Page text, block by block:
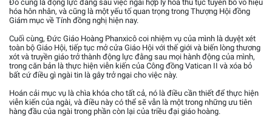
Đó cũng là động lực đằng sau việc ngài hợp lý hóa thủ tục tuyên bố vô hiệu
hóa hôn nhân, và cũng là một yếu tố quan trọng trong Thượng Hội đồng
Giám mục về Tính đồng nghị hiện nay.
Cuối cùng, Đức Giáo Hoàng Phanxicô coi nhiệm vụ của mình là duyệt xét
toàn bộ Giáo Hội, tiếp tục mở cửa Giáo Hội với thế giới và biến lòng thương
xót và truyền giáo trở thành động lực đằng sau mọi hành động của mình,
trong căn bản là thực hiện viễn kiến của Công đồng Vatican II và xóa bỏ
bất cứ điều gì ngài tin là gây trở ngại cho việc này.
Hoán cải mục vụ là chìa khóa cho tất cả, nó là điều cần thiết để thực hiện
viễn kiến của ngài, và điều này có thể sẽ vẫn là một trong những ưu tiên
hàng đầu của ngài trong phần còn lại của triều đại giáo hoàng.